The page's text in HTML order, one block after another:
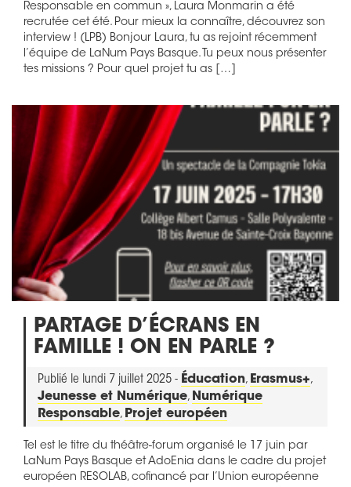
Responsable en commun », Laura Monmarin a été
recrutée cet été. Pour mieux la connaître, découvrez son
interview ! (LPB) Bonjour Laura, tu as rejoint récemment
l’équipe de LaNum Pays Basque. Tu peux nous présenter
tes missions ? Pour quel projet tu as […]
PARTAGE D’ÉCRANS EN
FAMILLE ! ON EN PARLE ?
Publié le lundi 7 juillet 2025 - Éducation, Erasmus+,
Jeunesse et Numérique, Numérique
Responsable, Projet européen
Tel est le titre du théâtre-forum organisé le 17 juin par
LaNum Pays Basque et AdoEnia dans le cadre du projet
européen RESOLAB, cofinancé par l’Union européenne